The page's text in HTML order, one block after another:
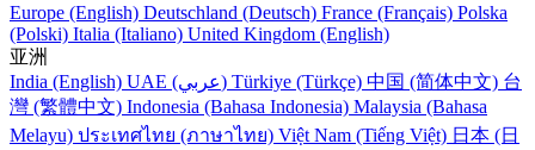
Europe (English) Deutschland (Deutsch) France (Français) Polska
(Polski) Italia (Italiano) United Kingdom (English)
亚洲
India (English)
UAE (عربي) Türkiye (Türkçe) 中国 (简体中文) 台
灣 (繁體中文) Indonesia (Bahasa Indonesia) Malaysia (Bahasa
Melayu) ประเทศไทย (ภาษาไทย) Việt Nam (Tiếng Việt) 日本 (日